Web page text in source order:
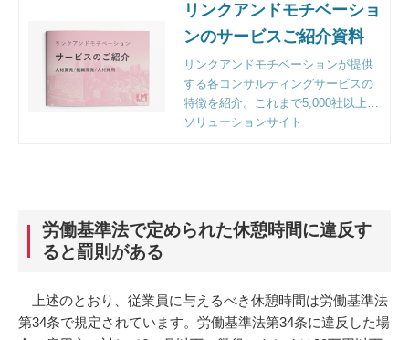
リンクアンドモチベーショ
ンのサービスご紹介資料
リンクアンドモチベーションが提供
する各コンサルティングサービスの
特徴を紹介。これまで5,000社以上の
企業様のご支援をする中で明らかに
ソリューションサイト
労働基準法で定められた休憩時間に違反す
ると罰則がある
上述のとおり、従業員に与えるべき休憩時間は労働基準法
第34条で規定されています。労働基準法第34条に違反した場